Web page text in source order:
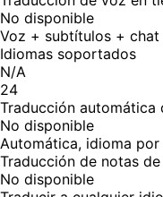
No disponible
Voz + subtítulos + chat
Idiomas soportados
N/A
24
Traducción automática
No disponible
Automática, idioma por
Traducción de notas
No disponible